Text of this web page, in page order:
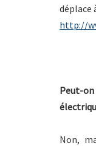
déplace
http://
Peut-
Non,